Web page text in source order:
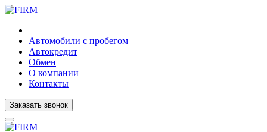
Автомобили с пробегом
Автокредит
Обмен
О компании
Контакты
Заказать звонок